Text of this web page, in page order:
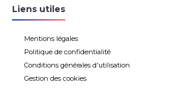
Liens utiles
Mentions légales
Politique de confidentialité
Conditions générales d'utilisation
Gestion des cookies